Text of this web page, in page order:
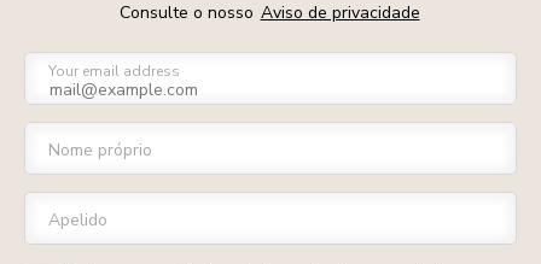
Consulte o nosso Aviso de privacidade
Your email address
Nome próprio
Apelido